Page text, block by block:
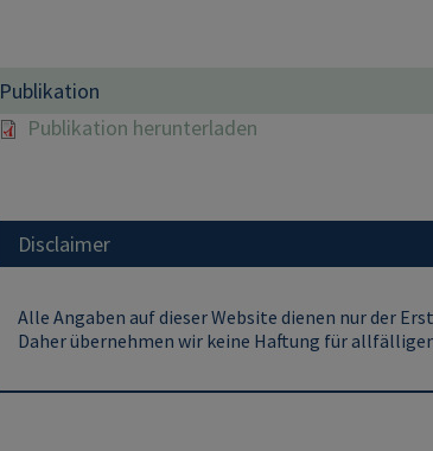
Publikation
Publikation herunterladen
Disclaimer
Alle Angaben auf dieser Website dienen nur der
Daher übernehmen wir keine Haftung für